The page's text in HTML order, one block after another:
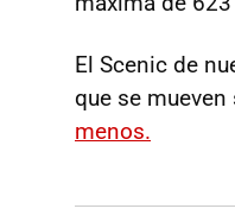
El Scenic de
que se
menos.